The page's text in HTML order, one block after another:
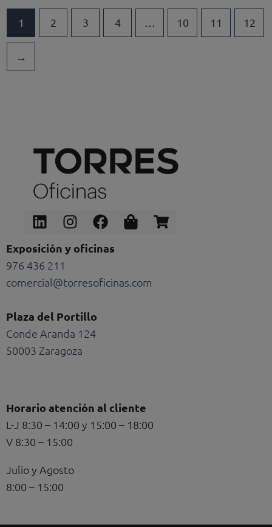
1 2 3 4 … 10 11 12
→
LinkedinInstagram
Facebook
Shopping-
bag
Shopping-
cart
Exposición y oficinas
976 436 211
comercial@torresoficinas.com
Plaza del Portillo
Conde Aranda 124
50003 Zaragoza
Horario atención al cliente
L-J 8:30 – 14:00 y 15:00 – 18:00
V 8:30 – 15:00
Julio y Agosto
8:00 – 15:00